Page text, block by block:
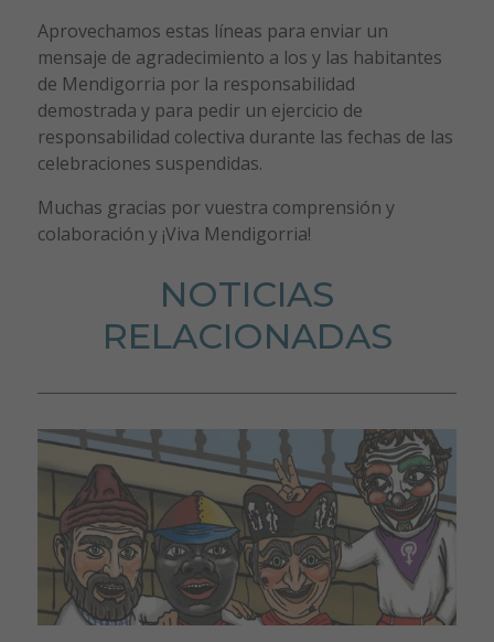
Aprovechamos estas líneas para enviar un
mensaje de agradecimiento a los y las habitantes
de Mendigorria por la responsabilidad
demostrada y para pedir un ejercicio de
responsabilidad colectiva durante las fechas de las
celebraciones suspendidas.
Muchas gracias por vuestra comprensión y
colaboración y ¡Viva Mendigorria!
NOTICIAS
RELACIONADAS